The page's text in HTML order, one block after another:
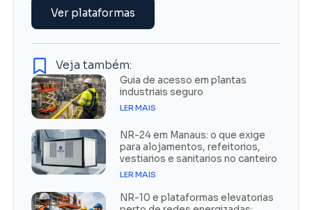
Ver plataformas
Veja também:
Guia de acesso em plantas
industriais seguro
LER MAIS
NR-24 em Manaus: o que exige
para alojamentos, refeitorios,
vestiarios e sanitarios no canteiro
LER MAIS
NR-10 e plataformas elevatorias